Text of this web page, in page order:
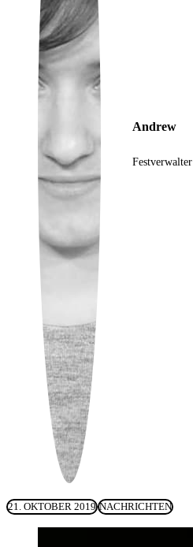
Ukrainian
Andrew
Festverwalter
21. OKTOBER 2019 NACHRICHTEN